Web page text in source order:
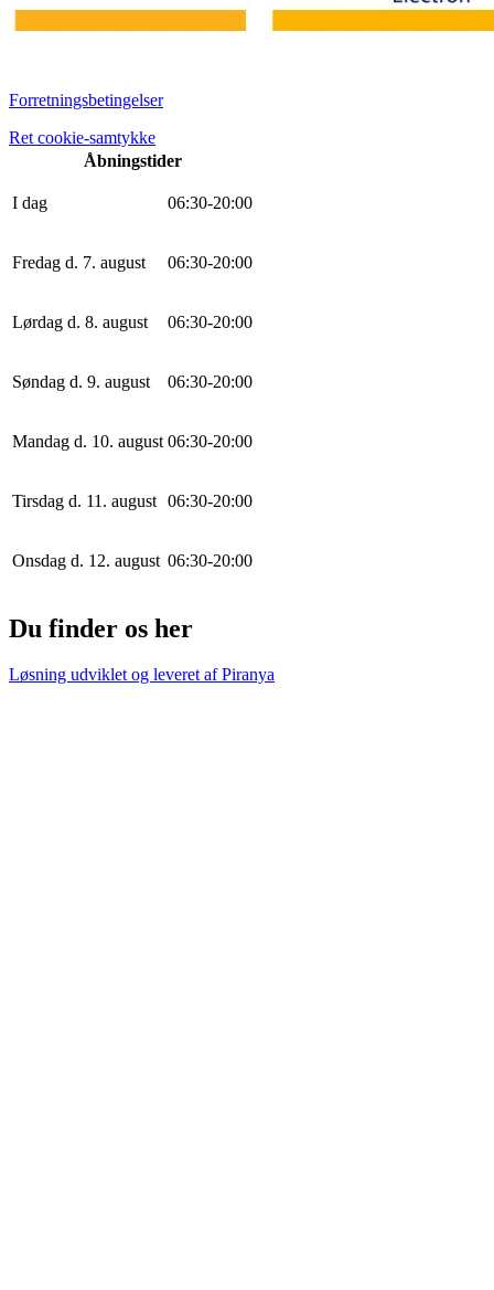
Forretningsbetingelser
Ret cookie-samtykke
Åbningstider
I dag 06:30-20:00
Fredag d. 7. august 06:30-20:00
Lørdag d. 8. august 06:30-20:00
Søndag d. 9. august 06:30-20:00
Mandag d. 10. august 06:30-20:00
Tirsdag d. 11. august 06:30-20:00
Onsdag d. 12. august 06:30-20:00
Du finder os her
Løsning udviklet og leveret afPiranya